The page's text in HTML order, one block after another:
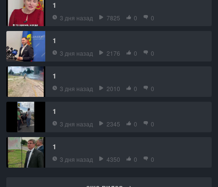
1
3 дня назад 7825 0 0
1
3 дня назад 2176 0 0
1
3 дня назад 2010 0 0
1
3 дня назад 2345 0 0
1
3 дня назад 4350 0 0